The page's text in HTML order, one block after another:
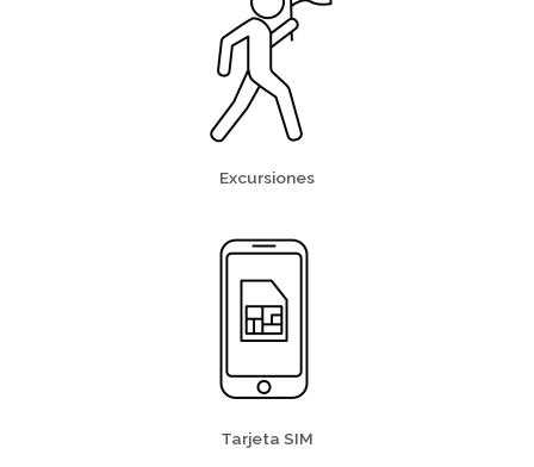
Excursiones
Tarjeta SIM